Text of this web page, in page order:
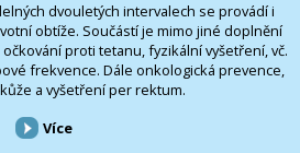
dvouletých intervalech se provádí i
obtíže. Součástí je mimo jiné doplnění
proti tetanu, fyzikální vyšetření, vč.
frekvence. Dále onkologická prevence,
a vyšetření per rektum.
Více